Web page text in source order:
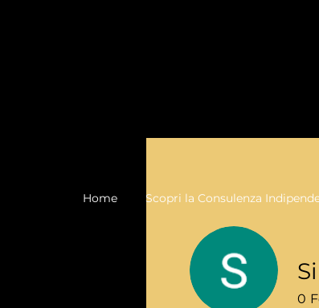
Home Scopri la Consulenza
0